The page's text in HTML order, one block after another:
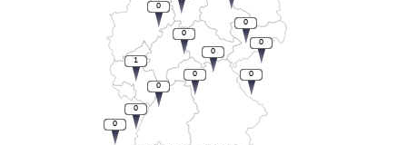
0
0
1
0
0
0
0
0
0
0
0